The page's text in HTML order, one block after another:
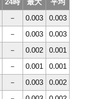
24時 最大
平均
－ 0.003
0.003
－ 0.003
0.003
－ 0.002
0.001
－ 0.001
0.001
－ 0.003
0.002